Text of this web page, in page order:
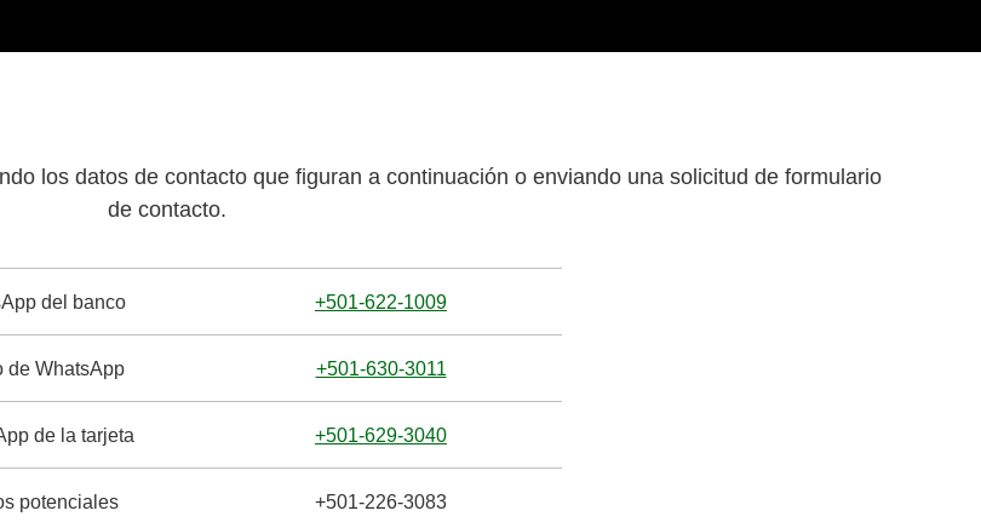
los datos de contacto que figuran a continuación o enviando una solicitud de formulario
de contacto.
del banco +501-622-1009
de WhatsApp +501-630-3011
de la tarjeta +501-629-3040
potenciales +501-226-3083